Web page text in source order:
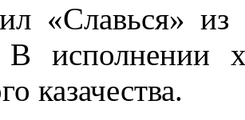
«Славься»
исполнении
казачества.